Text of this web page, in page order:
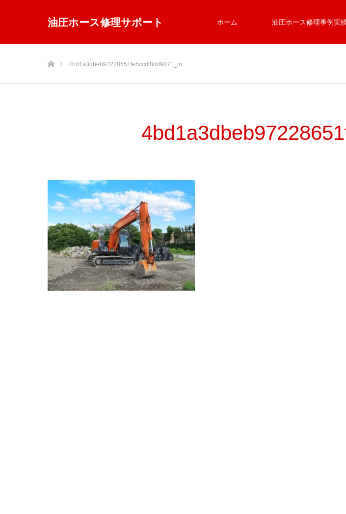
油圧ホース修理サポート ホーム 油圧ホース修理事例実
4bd1a3dbeb97228651fe5ccdf8dd9871_m